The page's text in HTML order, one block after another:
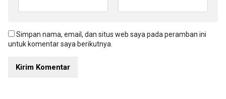
Simpan nama, email, dan situs web saya pada peramban ini
untuk komentar saya berikutnya.